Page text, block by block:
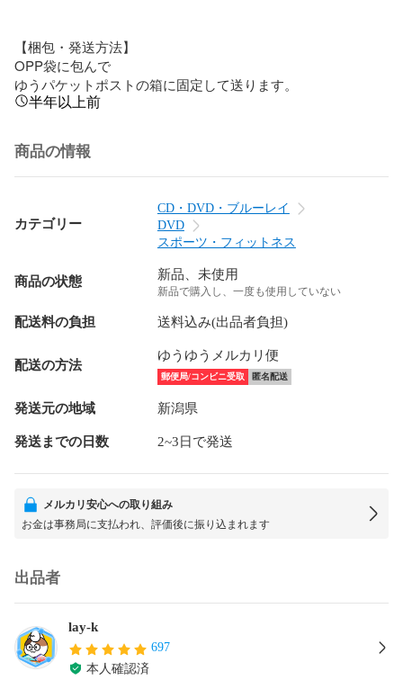
【梱包・発送方法】
OPP袋に包んで
ゆうパケットポストの箱に固定して送ります。
半年以上前
商品の情報
カテゴリー
CD・DVD・ブルーレイ
DVD
スポーツ・フィットネス
商品の状態 新品、未使用
新品で購入し、一度も使用していない
配送料の負担 送料込み(出品者負担)
配送の方法
ゆうゆうメルカリ便
郵便局/コンビニ受取 匿名配送
発送元の地域 新潟県
発送までの日数 2~3日で発送
メルカリ安心への取り組み
お金は事務局に支払われ、評価後に振り込まれます
出品者
lay-k
697
本人確認済